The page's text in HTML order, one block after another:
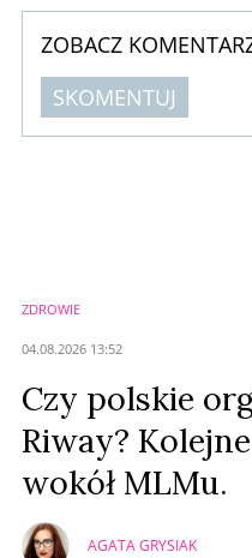
ZOBACZ
SKOMENTUJ
ZDROWIE
04.08.2026 13:52
Czy polskie
Riway?
wokół MLMu.
AGATA GRYSIAK